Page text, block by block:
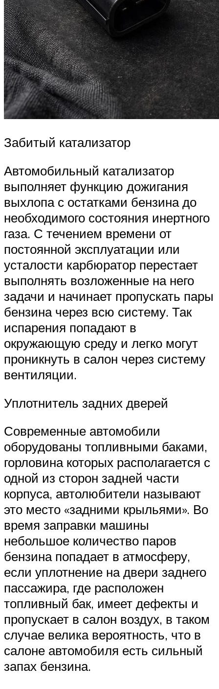
Забитый катализатор
Автомобильный катализатор
выполняет функцию дожигания
выхлопа с остатками бензина до
необходимого состояния инертного
газа. С течением времени от
постоянной эксплуатации или
усталости карбюратор перестает
выполнять возложенные на него
задачи и начинает пропускать пары
бензина через всю систему. Так
испарения попадают в
окружающую среду и легко могут
проникнуть в салон через систему
вентиляции.
Уплотнитель задних дверей
Современные автомобили
оборудованы топливными баками,
горловина которых располагается с
одной из сторон задней части
корпуса, автолюбители называют
это место «задними крыльями». Во
время заправки машины
небольшое количество паров
бензина попадает в атмосферу,
если уплотнение на двери заднего
пассажира, где расположен
топливный бак, имеет дефекты и
пропускает в салон воздух, в таком
случае велика вероятность, что в
салоне автомобиля есть сильный
запах бензина.